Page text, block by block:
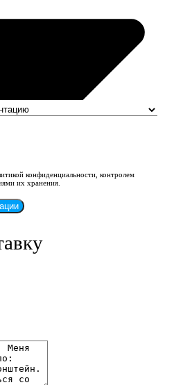
конфиденциальности, контролем
их хранения.